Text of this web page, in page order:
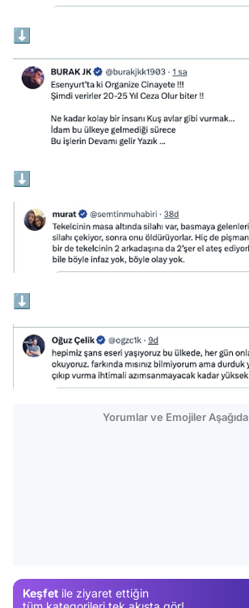
⬇
⬇
⬇
Yorumlar ve Emojiler Aşağıda
Keşfet ile ziyaret ettiğin